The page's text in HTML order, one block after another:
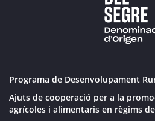
Programa de Desenvolupament
Ajuts de cooperació per a la
agrícoles i alimentaris en règims